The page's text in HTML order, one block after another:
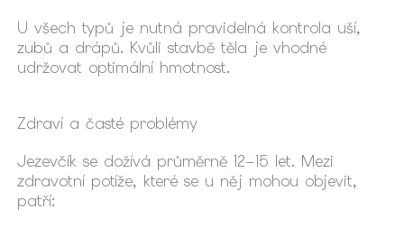
U všech typů je nutná pravidelná kontrola uší,
zubů a drápů. Kvůli stavbě těla je vhodné
udržovat optimální hmotnost.
Zdraví a časté problémy
Jezevčík se dožívá průměrně 12–15 let. Mezi
zdravotní potíže, které se u něj mohou objevit,
patří: